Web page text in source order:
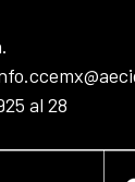
al 28